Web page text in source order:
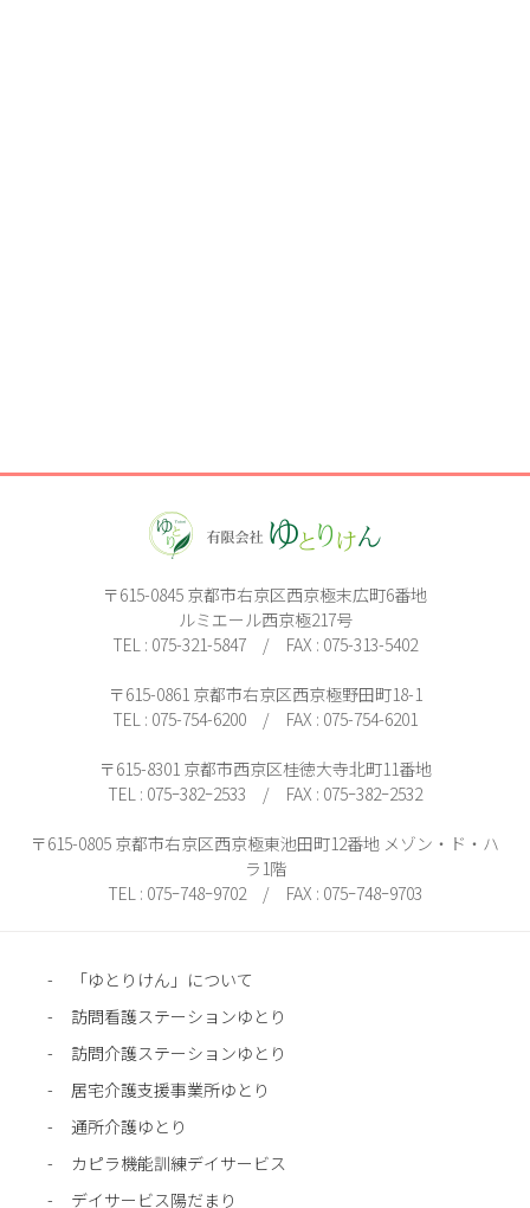
〒615-0845 京都市右京区西京極末広町6番地
ルミエール西京極217号
TEL : 075-321-5847 / FAX : 075-313-5402
〒615-0861 京都市右京区西京極野田町18-1
TEL : 075-754-6200 / FAX : 075-754-6201
〒615-8301 京都市西京区桂徳大寺北町11番地
TEL : 075ｰ382ｰ2533 / FAX : 075ｰ382ｰ2532
〒615-0805 京都市右京区西京極東池田町12番地 メゾン・ド・ハ
ラ1階
TEL : 075ｰ748ｰ9702 / FAX : 075ｰ748ｰ9703
「ゆとりけん」について
訪問看護ステーションゆとり
訪問介護ステーションゆとり
居宅介護支援事業所ゆとり
通所介護ゆとり
カピラ機能訓練デイサービス
デイサービス陽だまり